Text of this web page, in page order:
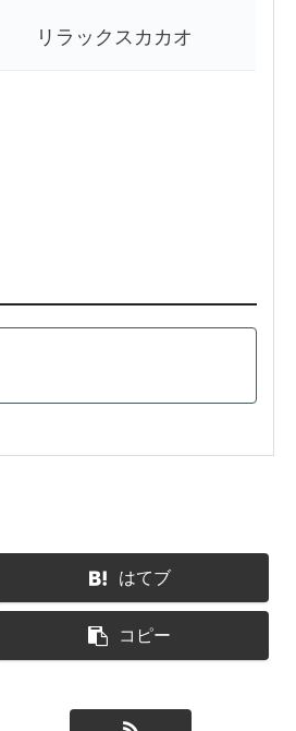
リラックスカカオ
はてブ
コピー